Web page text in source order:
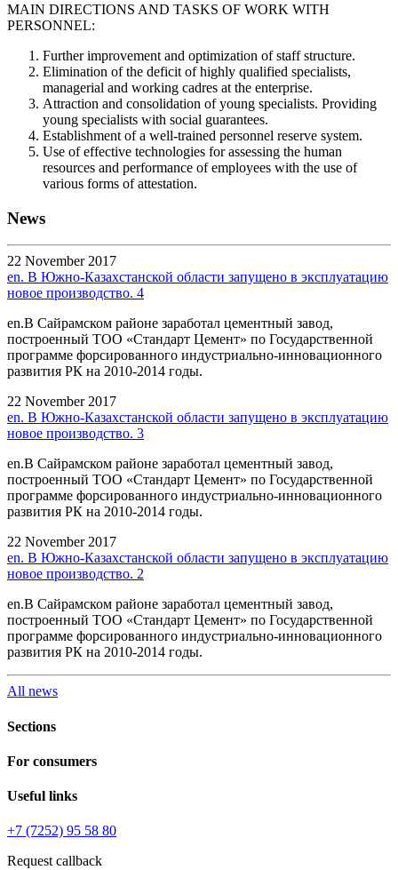
MAIN DIRECTIONS AND TASKS OF WORK WITH
PERSONNEL:
Further improvement and optimization of staff structure.
Elimination of the deficit of highly qualified specialists,
managerial and working cadres at the enterprise.
Attraction and consolidation of young specialists. Providing
young specialists with social guarantees.
Establishment of a well-trained personnel reserve system.
Use of effective technologies for assessing the human
resources and performance of employees with the use of
various forms of attestation.
News
22 November 2017
en. В Южно-Казахстанской области запущено в эксплуатацию
новое производство. 4
en.В Сайрамском районе заработал цементный завод,
построенный ТОО «Стандарт Цемент» по Государственной
программе форсированного индустриально-инновационного
развития РК на 2010-2014 годы.
22 November 2017
en. В Южно-Казахстанской области запущено в эксплуатацию
новое производство. 3
en.В Сайрамском районе заработал цементный завод,
построенный ТОО «Стандарт Цемент» по Государственной
программе форсированного индустриально-инновационного
развития РК на 2010-2014 годы.
22 November 2017
en. В Южно-Казахстанской области запущено в эксплуатацию
новое производство. 2
en.В Сайрамском районе заработал цементный завод,
построенный ТОО «Стандарт Цемент» по Государственной
программе форсированного индустриально-инновационного
развития РК на 2010-2014 годы.
All news
Sections
For consumers
Useful links
+7 (7252) 95 58 80
Request callback